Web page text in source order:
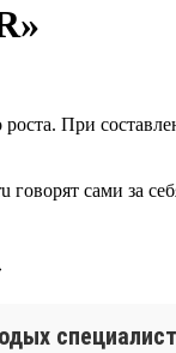
При
говорят сами за